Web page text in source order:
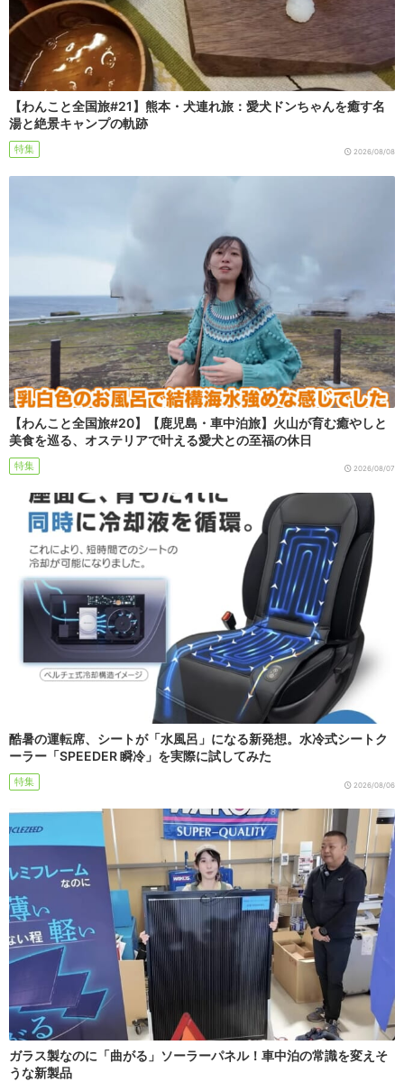
【わんこと全国旅#21】熊本・犬連れ旅：愛犬ドンちゃんを癒す名
湯と絶景キャンプの軌跡
特集 2026/08/08
【わんこと全国旅#20】【鹿児島・車中泊旅】火山が育む癒やしと
美食を巡る、オステリアで叶える愛犬との至福の休日
特集 2026/08/07
酷暑の運転席、シートが「水風呂」になる新発想。水冷式シートク
ーラー「SPEEDER 瞬冷」を実際に試してみた
特集 2026/08/06
ガラス製なのに「曲がる」ソーラーパネル！車中泊の常識を変えそ
うな新製品